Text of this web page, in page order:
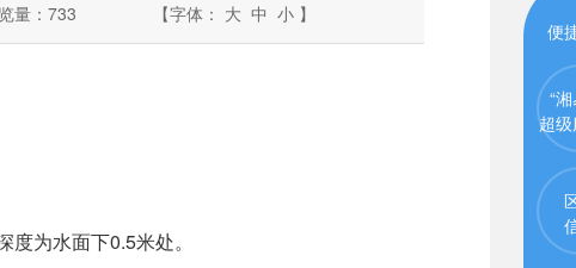
量： 733 【字体： 大 中 小 】
为水面下0.5米处。
便
“
超